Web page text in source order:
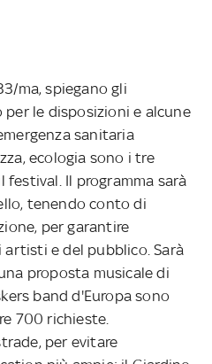
ma, spiegano gli
le disposizioni e alcune
sanitaria
ecologia sono i tre
festival. Il programma sarà
tenendo conto di
per garantire
artisti e del pubblico. Sarà
proposta musicale di
band d'Europa sono
700 richieste.
per evitare